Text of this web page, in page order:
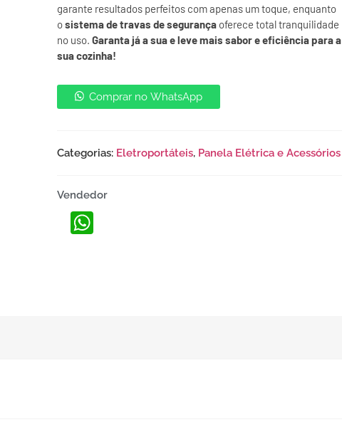
garante resultados perfeitos com apenas um toque, enquanto
osistema de travas de segurançaoferece total tranquilidade
no uso. Garanta já a sua e leve mais sabor e eficiência para a
sua cozinha!
Comprar no WhatsApp
Categorias: Eletroportáteis, Panela Elétrica e Acessórios
Vendedor
WhatsApp